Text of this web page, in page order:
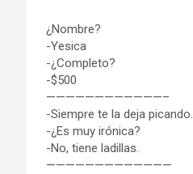
o
k
¿Nombre?
-Yesica
-¿Completo?
-$500
————————————–
-Siempre te la deja picando.
-¿Es muy irónica?
-No, tiene ladillas.
—————————————